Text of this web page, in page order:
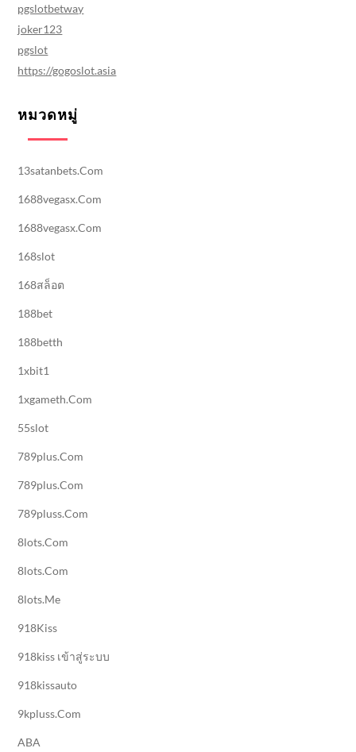
pgslotbetway
joker123
pgslot
https://gogoslot.asia
หมวดหมู่
13satanbets.com
1688vegasx.com
1688vegasx.com
168slot
168สล็อต
188bet
188betth
1xbit1
1xgameth.com
55slot
789plus.com
789plus.com
789pluss.com
8lots.com
8lots.com
8lots.me
918Kiss
918kiss เข้าสู่ระบบ
918kissauto
9kpluss.com
ABA